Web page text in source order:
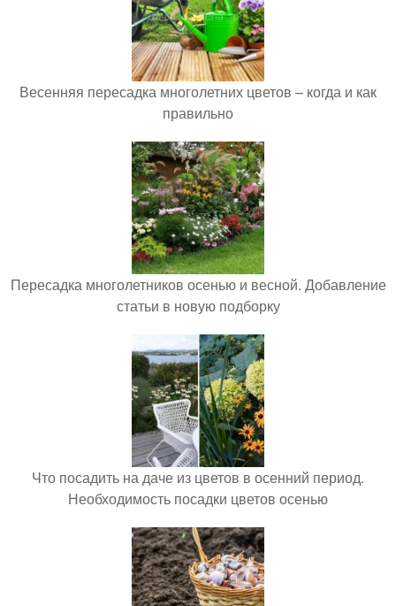
Весенняя пересадка многолетних цветов – когда и как
правильно
Пересадка многолетников осенью и весной. Добавление
статьи в новую подборку
Что посадить на даче из цветов в осенний период.
Необходимость посадки цветов осенью